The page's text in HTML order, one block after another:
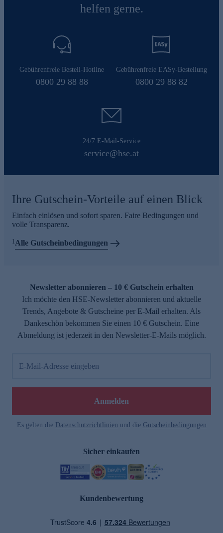
helfen gerne.
Gebührenfreie Bestell-Hotline
0800 29 88 88
Gebührenfreie EASy-Bestellung
0800 29 88 82
24/7 E-Mail-Service
service@hse.at
Ihre Gutschein-Vorteile auf einen Blick
Einfach einlösen und sofort sparen. Faire Bedingungen und
volle Transparenz.
1 Alle Gutscheinbedingungen
Newsletter abonnieren – 10 € Gutschein erhalten
Ich möchte den HSE-Newsletter abonnieren und aktuelle
Trends, Angebote & Gutscheine per E-Mail erhalten. Als
Dankeschön bekommen Sie einen 10 € Gutschein. Eine
Abmeldung ist jederzeit in den Newsletter-E-Mails möglich.
E-Mail-Adresse eingeben
Anmelden
Es gelten die Datenschutzrichtlinien und die Gutscheinbedingungen
Sicher einkaufen
Kundenbewertung